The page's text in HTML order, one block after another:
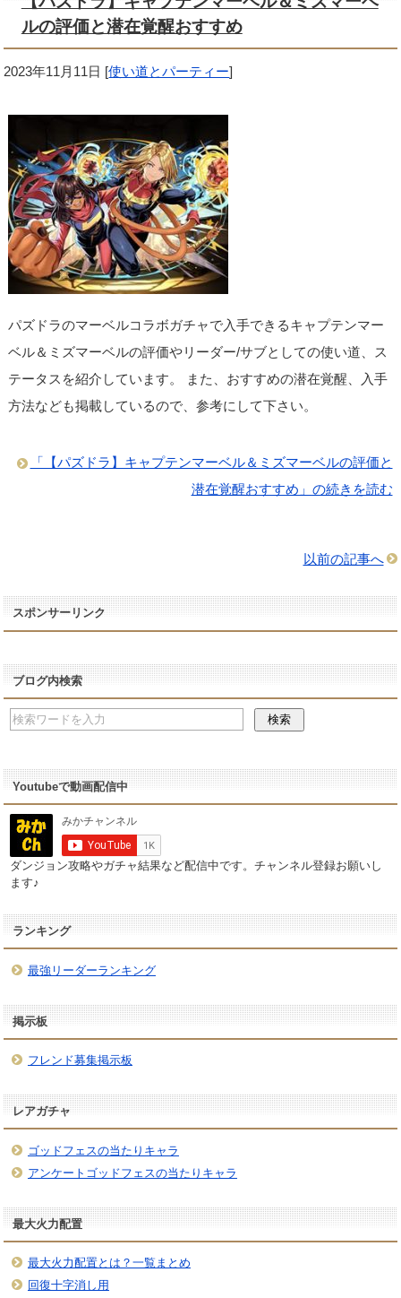
ルの評価と潜在覚醒おすすめ
2023年11月11日 [使い道とパーティー]
パズドラのマーベルコラボガチャで入手できるキャプテンマー
ベル＆ミズマーベルの評価やリーダー/サブとしての使い道、ス
テータスを紹介しています。 また、おすすめの潜在覚醒、入手
方法なども掲載しているので、参考にして下さい。
「【パズドラ】キャプテンマーベル＆ミズマーベルの評価と
潜在覚醒おすすめ」の続きを読む
以前の記事へ
スポンサーリンク
ブログ内検索
Youtubeで動画配信中
ダンジョン攻略やガチャ結果など配信中です。チャンネル登録お願いし
ます♪
ランキング
最強リーダーランキング
掲示板
フレンド募集掲示板
レアガチャ
ゴッドフェスの当たりキャラ
アンケートゴッドフェスの当たりキャラ
最大火力配置
最大火力配置とは？一覧まとめ
回復十字消し用